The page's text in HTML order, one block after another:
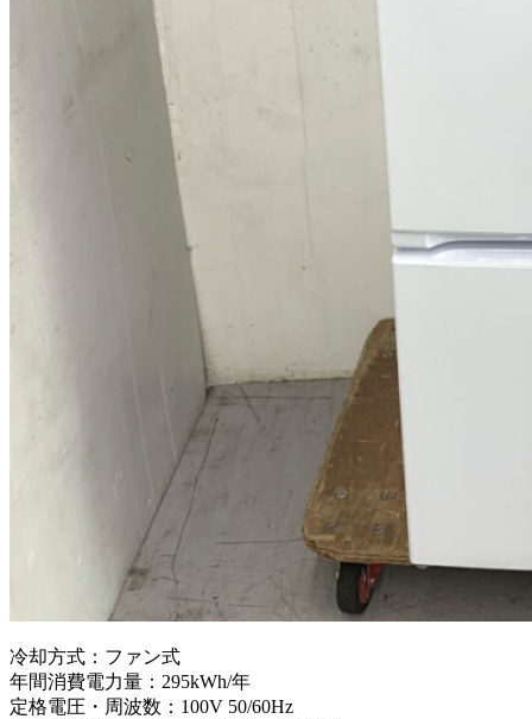
冷却方式：ファン式
年間消費電力量：295kWh/年
定格電圧・周波数：100V 50/60Hz